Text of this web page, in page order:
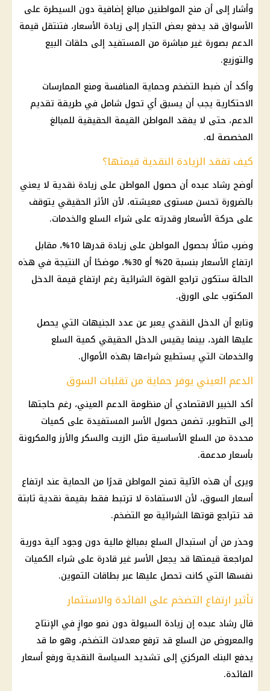
وأشار إلى أن منح المواطنين مبالغ إضافية دون السيطرة على
الأسواق قد يدفع بعض التجار إلى زيادة الأسعار، فتنتقل قيمة
الدعم بصورة غير مباشرة من المستفيد إلى حلقات البيع
والتوزيع.
وأكد أن ضبط التضخم وحماية المنافسة ومنع الممارسات
الاحتكارية يجب أن يسبق أي تحول شامل في طريقة تقديم
الدعم، حتى لا يفقد المواطن القيمة الحقيقية للمبالغ
المخصصة له.
كيف تفقد الزيادة النقدية قيمتها؟
أوضح رشاد عبده أن حصول المواطن على زيادة نقدية لا يعني
بالضرورة تحسن مستوى معيشته، لأن الأثر الحقيقي يتوقف
على حركة الأسعار وقدرته على شراء السلع والخدمات.
وضرب مثالًا بحصول المواطن على زيادة قدرها 10%، مقابل
ارتفاع الأسعار بنسبة 20% أو 30%، موضحًا أن النتيجة في هذه
الحالة ستكون تراجع القوة الشرائية رغم ارتفاع قيمة الدخل
المكتوب على الورق.
وتابع أن الدخل النقدي يعبر عن عدد الجنيهات التي يحصل
عليها الفرد، بينما يقيس الدخل الحقيقي كمية السلع
والخدمات التي يستطيع شراءها بهذه الأموال.
الدعم العيني يوفر حماية من تقلبات السوق
أكد الخبير الاقتصادي أن منظومة الدعم العيني، رغم حاجتها
إلى التطوير، تضمن حصول الأسر المستفيدة على كميات
محددة من السلع الأساسية مثل الزيت والسكر والأرز والمكرونة
بأسعار مدعمة.
ويرى أن هذه الآلية تمنح المواطن قدرًا من الحماية عند ارتفاع
أسعار السوق، لأن الاستفادة لا ترتبط فقط بقيمة نقدية ثابتة
قد تتراجع قوتها الشرائية مع التضخم.
وحذر من أن استبدال السلع بمبالغمالية دون وجود آلية دورية
لمراجعة قيمتها قد يجعل الأسر غير قادرة على شراء الكميات
نفسها التي كانت تحصل عليها عبربطاقات التموين.
تأثير ارتفاع التضخم على الفائدة والاستثمار
قال رشاد عبده إن زيادة السيولة دون نمو موازٍ في الإنتاج
والمعروض من السلع قد ترفع معدلات التضخم، وهو ما قد
يدفع البنك المركزي إلى تشديد السياسة النقدية ورفعأسعار
الفائدة.